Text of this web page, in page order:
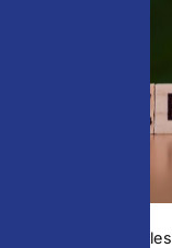
Actualités digitales